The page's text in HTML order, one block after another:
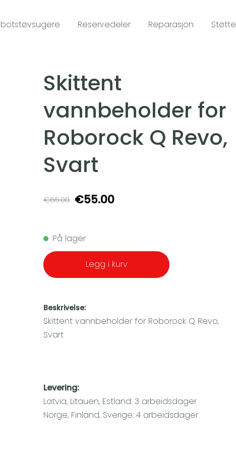
Reservedeler Reparasjon Støtte
Skittent
vannbeholder for
Roborock Q Revo,
Svart
€65.00 €55.00
På lager
Legg i kurv
Beskrivelse:
Skittent vannbeholder for Roborock Q Revo,
Svart
Levering:
Latvia, Litauen, Estland: 3 arbeidsdager
Norge, Finland, Sverige: 4 arbeidsdager